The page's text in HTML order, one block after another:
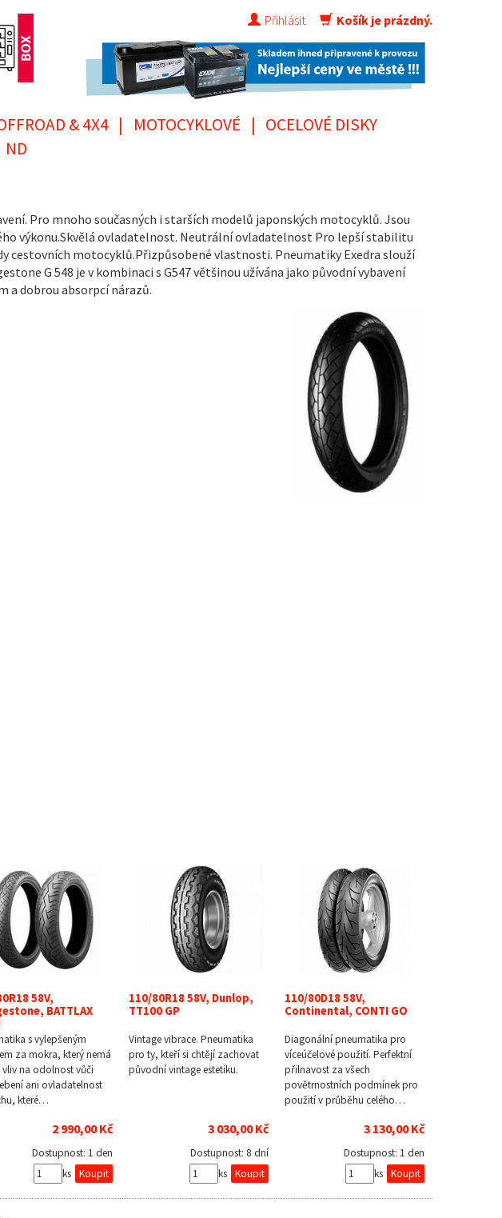
Přihlásit Košík je prázdný.
& 4X4 | MOTOCYKLOVÉ | OCELOVÉ DISKY
ND
Pro mnoho současných i starších modelů japonských motocyklů. Jsou
výkonu.Skvělá ovladatelnost. Neutrální ovladatelnost Pro lepší stabilitu
cestovních motocyklů.Přizpůsobené vlastnosti. Pneumatiky Exedra slouží
G 548 je v kombinaci s G547 většinou užívána jako původní vybavení
a dobrou absorpcí nárazů.
58V,
BATTLAX
s vylepšeným
za mokra, který nemá
na odolnost vůči
ani ovladatelnost
které…
2 990,00 Kč
Dostupnost: 1 den
ks
110/80R18 58V, Dunlop,
TT100 GP
Vintage vibrace. Pneumatika
pro ty, kteří si chtějí zachovat
původní vintage estetiku.
3 030,00 Kč
Dostupnost: 8 dní
ks
110/80D18 58V,
Continental, CONTI GO
Diagonální pneumatika pro
víceúčelové použití. Perfektní
přilnavost za všech
povětrnostních podmínek pro
použití v průběhu celého…
3 130,00 Kč
Dostupnost: 1 den
ks